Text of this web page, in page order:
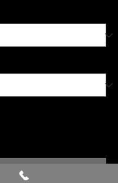
新增至購物車